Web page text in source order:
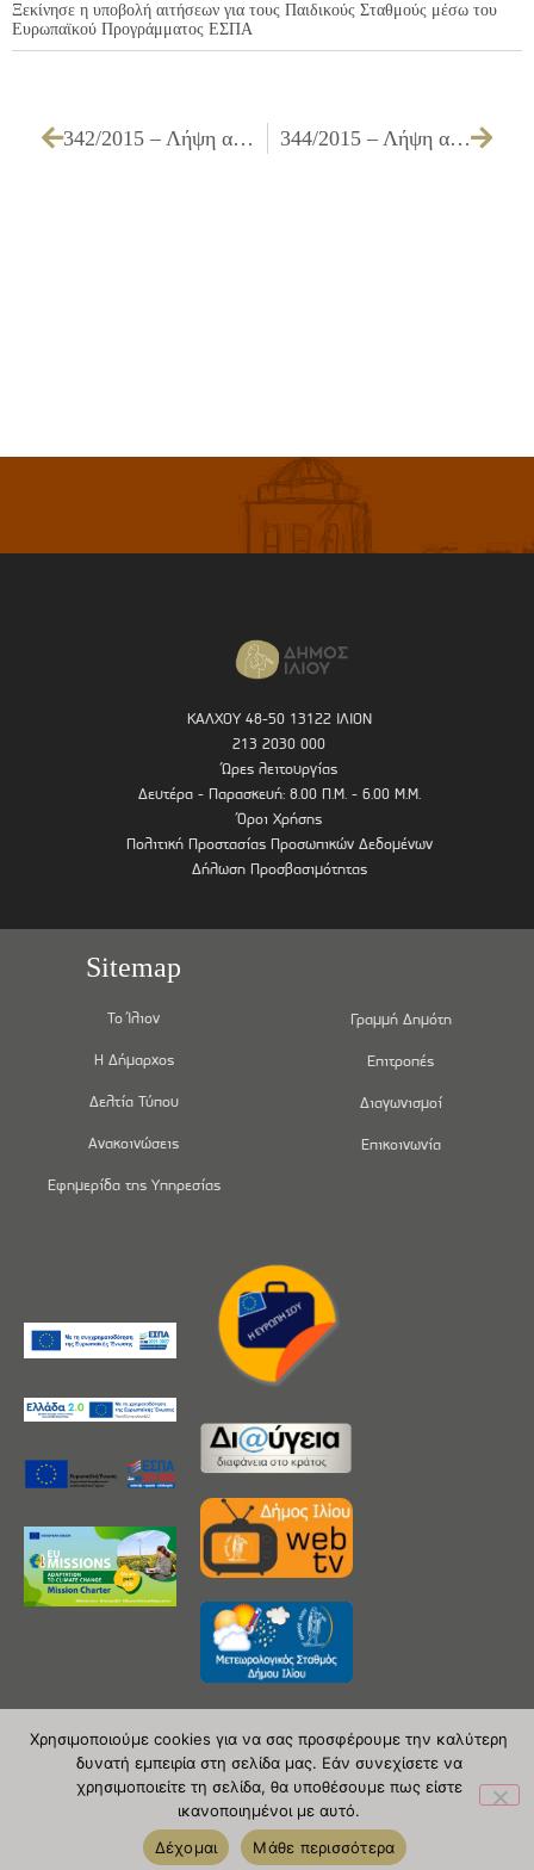
Ξεκίνησε η υποβολή αιτήσεων για τους Παιδικούς Σταθμούς μέσω του
Ευρωπαϊκού Προγράμματος ΕΣΠΑ
342/2015 – Λήψη απόφασης για τη Συγκρότηση της Επιτροπής Προσωρινής & Οριστικής Παραλαβής του έργου ΑΛΛΑΓΗ ΧΡΗΣΗΣ ΓΗΠΕΔΟΥ ΕΠΙ ΤΗΣ ΟΔΟΥ ΙΓΝΑΤΙΟΥ ΑΠΟ ΜΠΑΣΚΕΤ ΣΕ ΧΟΚΕΪ 344/2015 – Λήψη απόφασης για τον Κανονισμό Λειτουργίας της Διεύθυνσης Προσχολικής Αγωγής
ΚΑΛΧΟΥ 48-50 13122 ΙΛΙΟΝ
213 2030 000
Ώρες λειτουργίας
Δευτέρα - Παρασκευή: 8.00 Π.Μ. - 6.00 Μ.Μ.
Όροι Χρήσης
Πολιτική Προστασίας Προσωπικών Δεδομένων
Δήλωση Προσβασιμότητας
Sitemap
Το Ίλιον
Η Δήμαρχος
Δελτία Τύπου
Ανακοινώσεις
Εφημερίδα της Υπηρεσίας
Γραμμή Δημότη
Επιτροπές
Διαγωνισμοί
Επικοινωνία
Copyright 2020 © Δήμος Ιλίου
| powered by Evolutionprojects
Χρησιμοποιούμε cookies για να σας προσφέρουμε την καλύτερη
δυνατή εμπειρία στη σελίδα μας. Εάν συνεχίσετε να
χρησιμοποιείτε τη σελίδα, θα υποθέσουμε πως είστε
ικανοποιημένοι με αυτό.
Δέχομαι
Μάθε περισσότερα